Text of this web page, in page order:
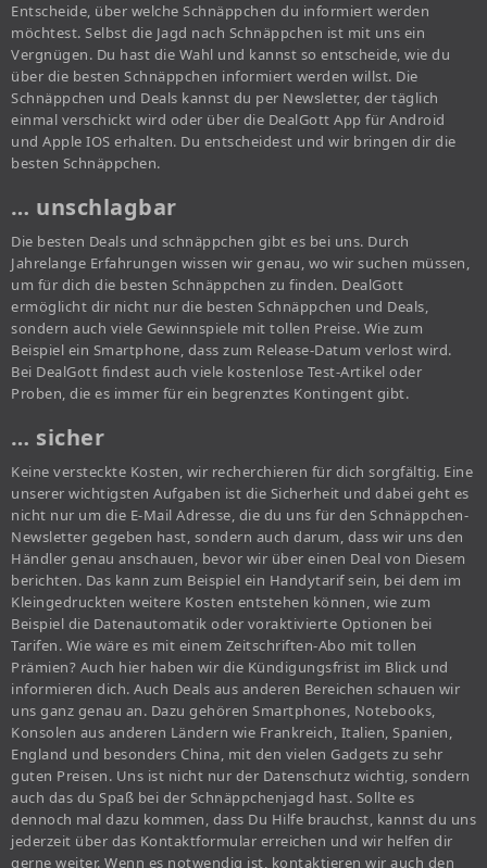
Entscheide, über welche Schnäppchen du informiert werden
möchtest. Selbst die Jagd nach Schnäppchen ist mit uns ein
Vergnügen. Du hast die Wahl und kannst so entscheide, wie du
über die besten Schnäppchen informiert werden willst. Die
Schnäppchen und Deals kannst du per Newsletter, der täglich
einmal verschickt wird oder über die DealGott App für Android
und Apple IOS erhalten. Du entscheidest und wir bringen dir die
besten Schnäppchen.
… unschlagbar
Die besten Deals und schnäppchen gibt es bei uns. Durch
Jahrelange Erfahrungen wissen wir genau, wo wir suchen müssen,
um für dich die besten Schnäppchen zu finden. DealGott
ermöglicht dir nicht nur die besten Schnäppchen und Deals,
sondern auch viele Gewinnspiele mit tollen Preise. Wie zum
Beispiel ein Smartphone, dass zum Release-Datum verlost wird.
Bei DealGott findest auch viele kostenlose Test-Artikel oder
Proben, die es immer für ein begrenztes Kontingent gibt.
… sicher
Keine versteckte Kosten, wir recherchieren für dich sorgfältig. Eine
unserer wichtigsten Aufgaben ist die Sicherheit und dabei geht es
nicht nur um die E-Mail Adresse, die du uns für den Schnäppchen-
Newsletter gegeben hast, sondern auch darum, dass wir uns den
Händler genau anschauen, bevor wir über einen Deal von Diesem
berichten. Das kann zum Beispiel ein Handytarif sein, bei dem im
Kleingedruckten weitere Kosten entstehen können, wie zum
Beispiel die Datenautomatik oder voraktivierte Optionen bei
Tarifen. Wie wäre es mit einem Zeitschriften-Abo mit tollen
Prämien? Auch hier haben wir die Kündigungsfrist im Blick und
informieren dich. Auch Deals aus anderen Bereichen schauen wir
uns ganz genau an. Dazu gehören Smartphones, Notebooks,
Konsolen aus anderen Ländern wie Frankreich, Italien, Spanien,
England und besonders China, mit den vielen Gadgets zu sehr
guten Preisen. Uns ist nicht nur der Datenschutz wichtig, sondern
auch das du Spaß bei der Schnäppchenjagd hast. Sollte es
dennoch mal dazu kommen, dass Du Hilfe brauchst, kannst du uns
jederzeit über das Kontaktformular erreichen und wir helfen dir
gerne weiter. Wenn es notwendig ist, kontaktieren wir auch den